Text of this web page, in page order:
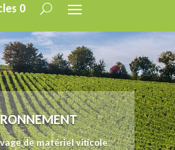
0
de matériel viticole